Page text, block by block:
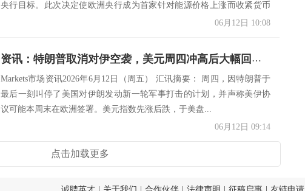
央行目标。此次决定使欧洲央行成为首家针对能源价格上涨而收紧货币
06月12日 10:08
资讯：特朗普取消对伊空袭，美元周四冲高后大幅回落；黄金深V反弹重回4200，油价暴跌近6%
Markets市场资讯2026年6月12日（周五） 汇讯摘要： 周四，因特朗普于
最后一刻叫停了美国对伊朗发动新一轮军事打击的计划，并声称美伊协
议可能本周末在欧洲签署。美元指数先涨后跌，于美盘...
06月12日 09:14
点击加载更多